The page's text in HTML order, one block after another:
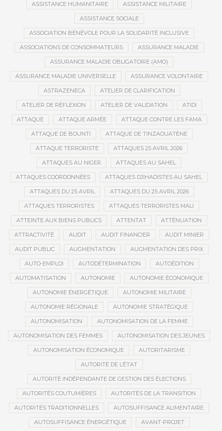
ASSISTANCE HUMANITAIRE ASSISTANCE MILITAIRE
ASSISTANCE SOCIALE
ASSOCIATION BÉNÉVOLE POUR LA SOLIDARITÉ INCLUSIVE
ASSOCIATIONS DE CONSOMMATEURS ASSURANCE MALADIE
ASSURANCE MALADIE OBLIGATOIRE (AMO)
ASSURANCE MALADIE UNIVERSELLE ASSURANCE VOLONTAIRE
ASTRAZENECA ATELIER DE CLARIFICATION
ATELIER DE RÉFLEXION ATELIER DE VALIDATION ATIDI
ATTAQUE ATTAQUE ARMÉE ATTAQUE CONTRE LES FAMA
ATTAQUE DE BOUNTI ATTAQUE DE TINZAOUATÈNE
ATTAQUE TERRORISTE ATTAQUES 25 AVRIL 2026
ATTAQUES AU NIGER ATTAQUES AU SAHEL
ATTAQUES COORDONNÉES ATTAQUES DJIHADISTES AU SAHEL
ATTAQUES DU 25 AVRIL ATTAQUES DU 25 AVRIL 2026
ATTAQUES TERRORISTES ATTAQUES TERRORISTES MALI
ATTEINTE AUX BIENS PUBLICS ATTENTAT ATTÉNUATION
ATTRACTIVITÉ AUDIT AUDIT FINANCIER AUDIT MINIER
AUDIT PUBLIC AUGMENTATION AUGMENTATION DES PRIX
AUTO-EMPLOI AUTODÉTERMINATION AUTOÉDITION
AUTOMATISATION AUTONOMIE AUTONOMIE ÉCONOMIQUE
AUTONOMIE ÉNERGÉTIQUE AUTONOMIE MILITAIRE
AUTONOMIE RÉGIONALE AUTONOMIE STRATÉGIQUE
AUTONOMISATION AUTONOMISATION DE LA FEMME
AUTONOMISATION DES FEMMES AUTONOMISATION DES JEUNES
AUTONOMISATION ÉCONOMIQUE AUTORITARISME
AUTORITÉ DE L’ÉTAT
AUTORITÉ INDÉPENDANTE DE GESTION DES ÉLECTIONS
AUTORITÉS COUTUMIÈRES AUTORITÉS DE LA TRANSITION
AUTORITÉS TRADITIONNELLES AUTOSUFFISANCE ALIMENTAIRE
AUTOSUFFISANCE ÉNERGÉTIQUE AVANT-PROJET